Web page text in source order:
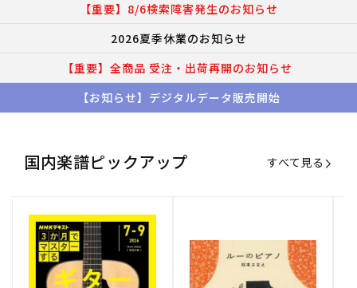
【重要】8/6検索障害発生のお知らせ
2026夏季休業のお知らせ
【重要】全商品 受注・出荷再開のお知らせ
【お知らせ】デジタルデータ販売開始
国内楽譜ピックアップ すべて見る